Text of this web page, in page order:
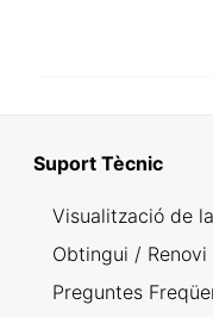
Suport Tècnic
Visualització de
Obtingui /
Preguntes